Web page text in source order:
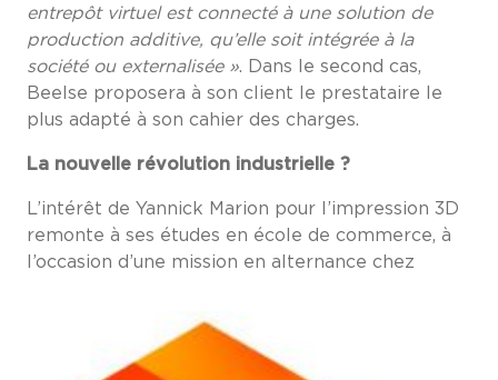
entrepôt virtuel est connecté à une solution de
production additive, qu’elle soit intégrée à la
société ou externalisée ». Dans le second cas,
Beelse proposera à son client le prestataire le
plus adapté à son cahier des charges.
La nouvelle révolution industrielle ?
L’intérêt de Yannick Marion pour l’impression 3D
remonte à ses études en école de commerce, à
l’occasion d’une mission en alternance chez